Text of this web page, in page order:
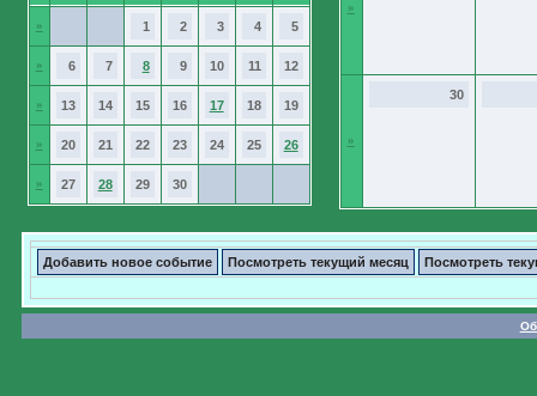
» 1 2 3 4 5
» 6 7 8 9 10 11 12
» 13 14 15 16 17 18 19
» 20 21 22 23 24 25 26
» 27 28 29 30
»
»
30
Добавить новое событие Посмотреть текущий месяц Посмотреть